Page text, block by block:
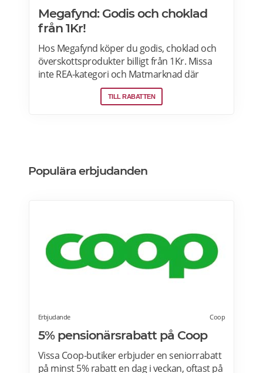
Megafynd: Godis och choklad
från 1Kr!
Hos Megafynd köper du godis, choklad och
överskottsprodukter billigt från 1Kr. Missa
inte REA-kategori och Matmarknad där
Megafynd har hundratals aktuella
erbjudanden varje dag. Läs mer om
TILL RABATTEN
Populära erbjudanden
Erbjudande Coop
5% pensionärsrabatt på Coop
Vissa Coop-butiker erbjuder en seniorrabatt
på minst 5% rabatt en dag i veckan, oftast på